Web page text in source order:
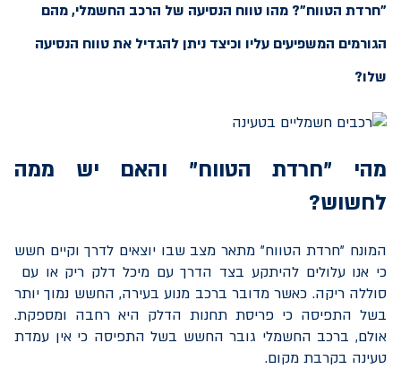
"חרדת הטווח"? מהו טווח הנסיעה של הרכב החשמלי, מהם
הגורמים המשפיעים עליו וכיצד ניתן להגדיל את טווח הנסיעה
שלו?
מהי "חרדת הטווח" והאם יש ממה
לחשוש?
המונח "חרדת הטווח" מתאר מצב שבו יוצאים לדרך וקיים חשש
כי אנו עלולים להיתקע בצד הדרך עם מיכל דלק ריק או עם
סוללה ריקה. כאשר מדובר ברכב מנוע בעירה, החשש נמוך יותר
בשל התפיסה כי פריסת תחנות הדלק היא רחבה ומספקת.
אולם, ברכב החשמלי גובר החשש בשל התפיסה כי אין עמדת
טעינה בקרבת מקום.